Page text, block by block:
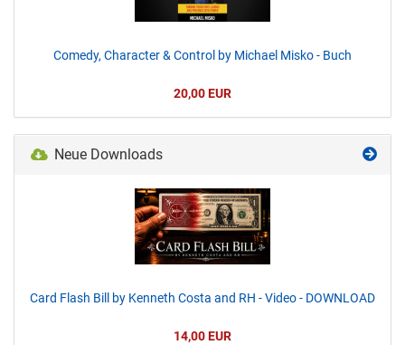
Comedy, Character & Control by Michael Misko - Buch
20,00 EUR
Neue Downloads
Card Flash Bill by Kenneth Costa and RH - Video - DOWNLOAD
14,00 EUR